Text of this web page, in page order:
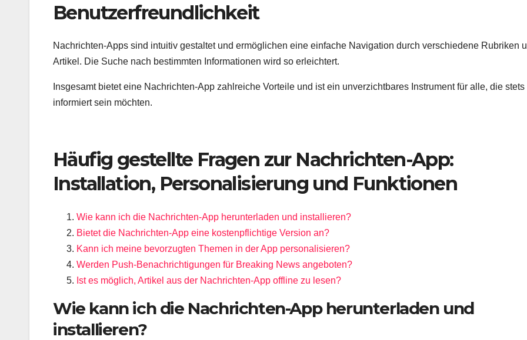
Benutzerfreundlichkeit
Nachrichten-Apps sind intuitiv gestaltet und ermöglichen eine einfache Navigation durch verschiedene Rubriken
Artikel. Die Suche nach bestimmten Informationen wird so erleichtert.
Insgesamt bietet eine Nachrichten-App zahlreiche Vorteile und ist ein unverzichtbares Instrument für alle, die stets
informiert sein möchten.
Häufig gestellte Fragen zur Nachrichten-App:
Installation, Personalisierung und Funktionen
Wie kann ich die Nachrichten-App herunterladen und installieren?
Bietet die Nachrichten-App eine kostenpflichtige Version an?
Kann ich meine bevorzugten Themen in der App personalisieren?
Werden Push-Benachrichtigungen für Breaking News angeboten?
Ist es möglich, Artikel aus der Nachrichten-App offline zu lesen?
Wie kann ich die Nachrichten-App herunterladen und
installieren?